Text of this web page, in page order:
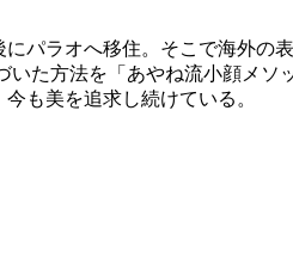
パラオへ移住。そこで海外
いた方法を「あやね流小顔メ
も美を追求し続けている。